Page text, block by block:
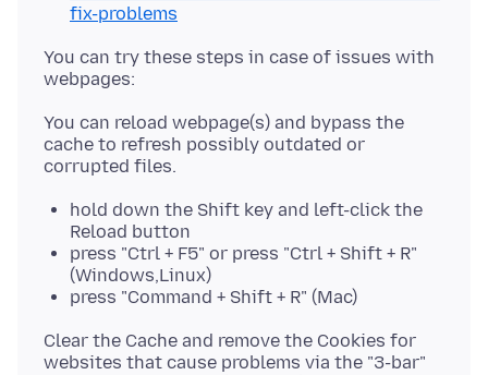
fix-problems
You can try these steps in case of issues with
You can reload webpage(s) and bypass the
cache to refresh possibly outdated or
hold down the Shift key and left-click the
Reload button
press "Ctrl + F5" or press "Ctrl + Shift + R"
(Windows,Linux)
press "Command + Shift + R" (Mac)
Clear the Cache and remove the Cookies for
websites that cause problems via the "3-bar"